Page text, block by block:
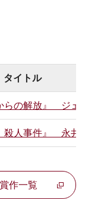
タイトル
らの解放』 ジェ
殺人事件』 永井
作一覧